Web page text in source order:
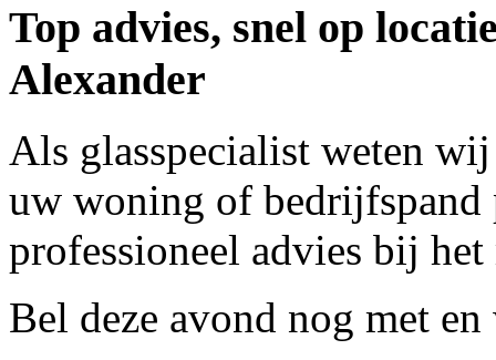
Top advies, snel op
Alexander
Als glasspecialist weten
uw woning of bedrijfspand
professioneel advies bij
Bel deze avond nog met en